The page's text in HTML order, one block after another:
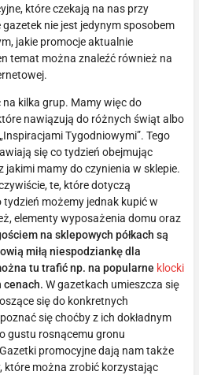
które czekają na nas przy
nie jest jedynym sposobem
jakie promocje aktualnie
temat można znaleźć również na
kilka grup. Mamy więc do
nawiązują do różnych świąt albo
Tygodniowymi”. Tego
się co tydzień obejmując
mamy do czynienia w sklepie.
te, które dotyczą
możemy jednak kupić w
elementy wyposażenia domu oraz
na sklepowych półkach są
miłą niespodziankę dla
tu trafić np. na popularne klocki
cenach. W gazetkach umieszcza się
się do konkretnych
się choćby z ich dokładnym
gustu rosnącemu gronu
promocyjne dają nam także
które można zrobić korzystając